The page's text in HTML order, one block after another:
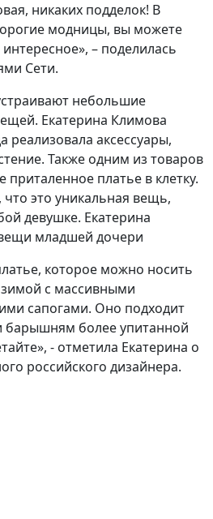
никаких подделок! В
модницы, вы можете
– поделилась
Сети.
небольшие
Екатерина Климова
реализовала аксессуары,
Также одним из товаров
приталенное платье в клетку.
это уникальная вещь,
девушке. Екатерина
младшей дочери
которое можно носить
с массивными
сапогами. Оно подходит
более упитанной
- отметила Екатерина о
российского дизайнера.